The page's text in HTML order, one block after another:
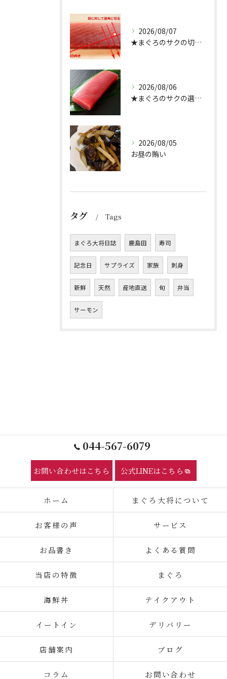
2026/08/07
★まぐろのサクの切り方★
2026/08/06
★まぐろのサクの選び方★（どんぶり屋まぐろ大将）
2026/08/05
お昼の賄い
タグ Tags
まぐろ大将日誌 鹿島田 寿司
記念日 サプライズ 家族 刺身
新鮮 天然 産地直送 旬 弁当
サーモン
044-567-6079
お問い合わせはこちら 公式LINEはこちら
ホーム まぐろ大将について
お客様の声 サービス
お品書き よくある質問
当店の特徴 まぐろ
海鮮丼 テイクアウト
イートイン デリバリー
店舗案内 ブログ
コラム お問い合わせ